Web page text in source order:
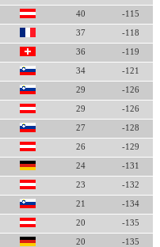
40 -115
37 -118
36 -119
34 -121
29 -126
29 -126
27 -128
26 -129
24 -131
23 -132
21 -134
20 -135
20 -135